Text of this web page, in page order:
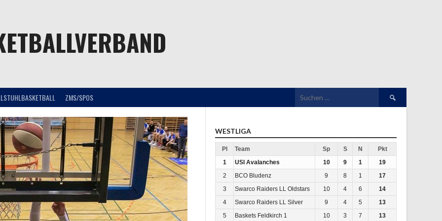
ZMS/SPOS
Suchen
nach:
WESTLIGA
Pl Team Sp S N
Pkt
1
USI Avalanches 10 9 1
19
2
BCO Bludenz 9 8 1
17
3
Swarco Raiders LL Oldstars 10 4 6
14
4
Swarco Raiders LL Silver 9 4 5
13
5
Baskets Feldkirch 1 10 3 7
13